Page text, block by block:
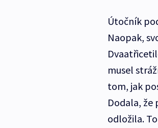
Útočník
Naopak,
musel
tom, jak
Dodala, že
odložila.